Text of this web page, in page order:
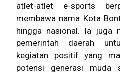
atlet-atlet e-sports
membawa nama Kota
hingga nasional. Ia juga
pemerintah daerah
kegiatan positif yang
potensi generasi muda